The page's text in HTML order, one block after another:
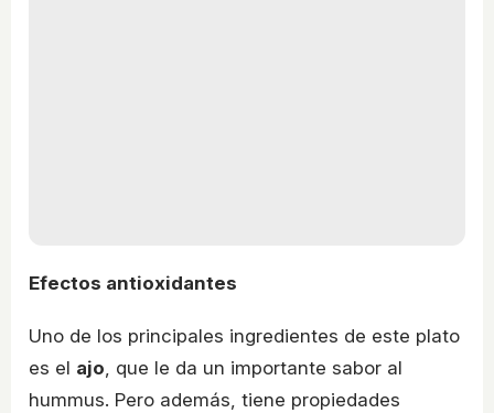
Efectos antioxidantes
Uno de los principales ingredientes de este plato
es el ajo, que le da un importante sabor al
hummus. Pero además, tiene propiedades